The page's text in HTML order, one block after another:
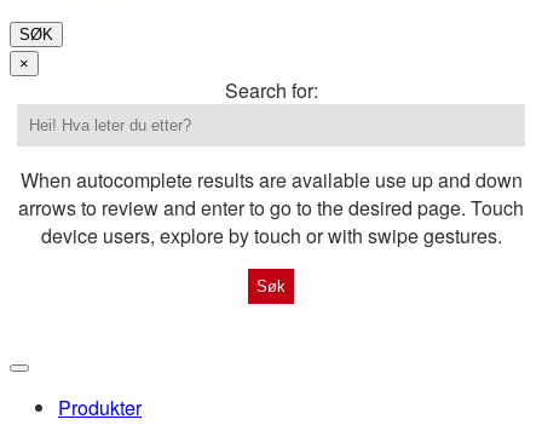
SØK
×
Search for:
When autocomplete results are available use up and down
arrows to review and enter to go to the desired page. Touch
device users, explore by touch or with swipe gestures.
Produkter